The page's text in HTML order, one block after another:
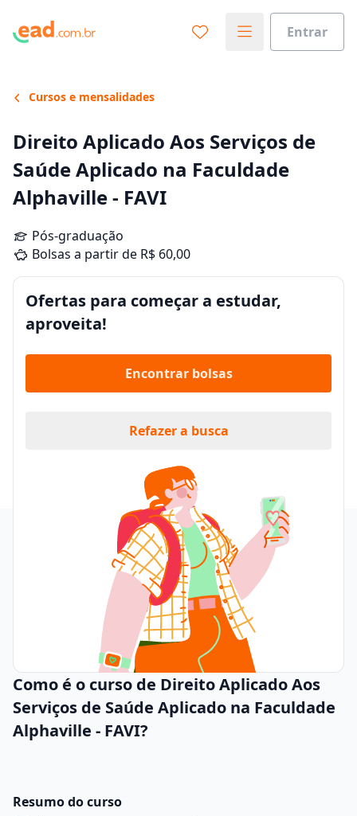
Entrar
Cursos e mensalidades
Direito Aplicado Aos Serviços de
Saúde Aplicado na Faculdade
Alphaville - FAVI
Pós-graduação
Bolsas a partir de R$ 60,00
Ofertas para começar a estudar,
aproveita!
Encontrar bolsas
Refazer a busca
Como é o curso de Direito Aplicado Aos
Serviços de Saúde Aplicado na Faculdade
Alphaville - FAVI?
Resumo do curso